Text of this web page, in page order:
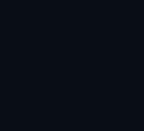
funcionamento de